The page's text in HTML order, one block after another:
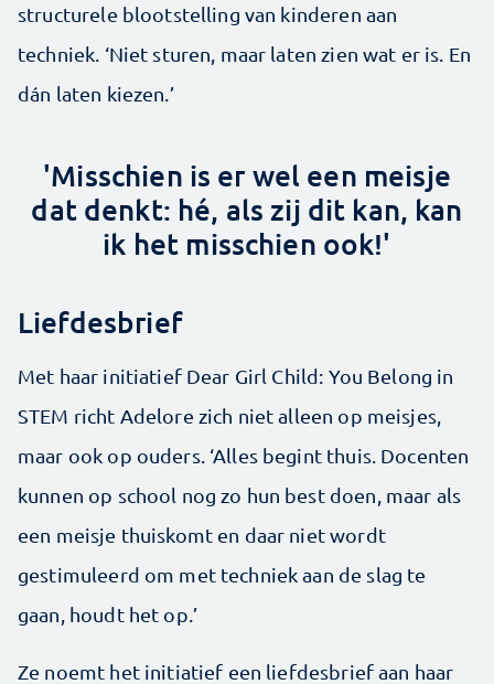
structurele blootstelling van kinderen aan
techniek. ‘Niet sturen, maar laten zien wat er is. En
dán laten kiezen.’
'Misschien is er wel een meisje
dat denkt: hé, als zij dit kan, kan
ik het misschien ook!'
Liefdesbrief
Met haar initiatief Dear Girl Child: You Belong in
STEM richt Adelore zich niet alleen op meisjes,
maar ook op ouders. ‘Alles begint thuis. Docenten
kunnen op school nog zo hun best doen, maar als
een meisje thuiskomt en daar niet wordt
gestimuleerd om met techniek aan de slag te
gaan, houdt het op.’
Ze noemt het initiatief een liefdesbrief aan haar